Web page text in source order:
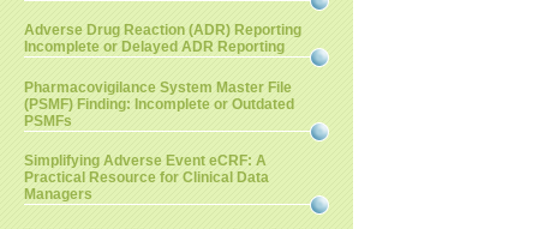
Adverse Drug Reaction (ADR) Reporting
Incomplete or Delayed ADR Reporting
Pharmacovigilance System Master File
(PSMF) Finding: Incomplete or Outdated
PSMFs
Simplifying Adverse Event eCRF: A
Practical Resource for Clinical Data
Managers